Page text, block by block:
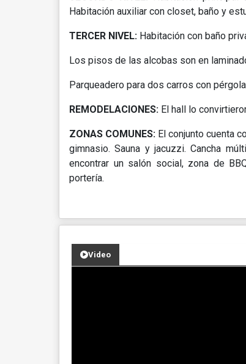
Habitación auxiliar con closet, baño y
TERCER NIVEL: Habitación con baño
Los pisos de las alcobas son en
Parqueadero para dos carros con
REMODELACIONES: El hall lo
ZONAS COMUNES: El conjunto cuenta
gimnasio. Sauna y jacuzzi. Cancha
encontrar un salón social, zona de
portería.
Video